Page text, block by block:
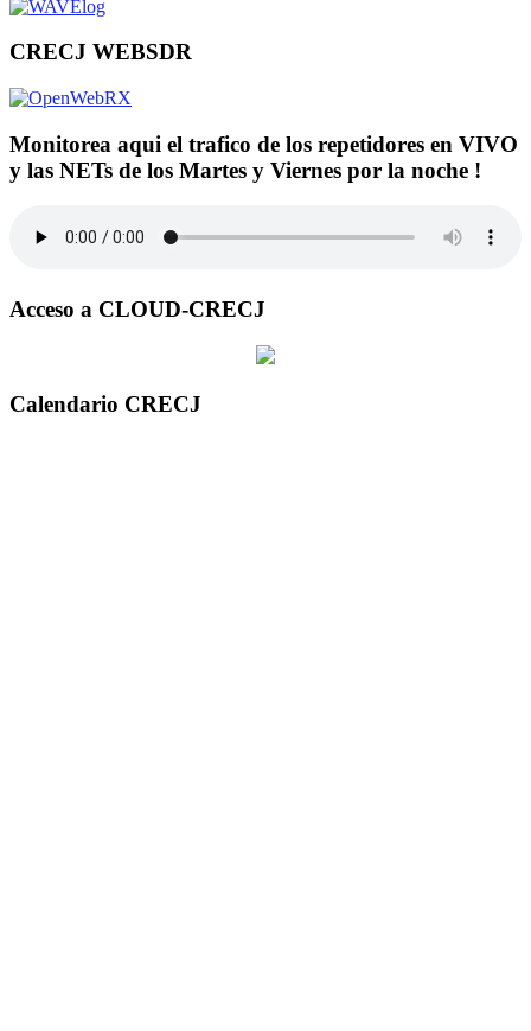
CRECJ WEBSDR
Monitorea aqui el trafico de los repetidores en VIVO
y las NETs de los Martes y Viernes por la noche !
Acceso a CLOUD-CRECJ
Calendario CRECJ